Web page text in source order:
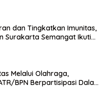
dan Tingkatkan Imunitas,
Surakarta Semangat Ikuti
Melalui Olahraga,
BPN Berpartisipasi Dalam